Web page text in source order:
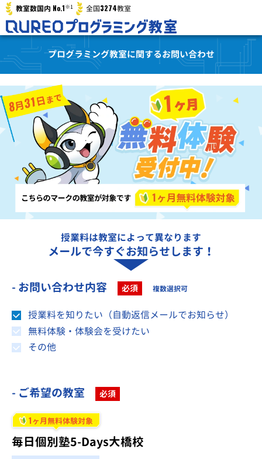
教室数国内 No.1※1 全国3274教室
プログラミング教室に関するお問い合わせ
授業料は教室によって異なります
メールで今すぐお知らせします！
- お問い合わせ内容 必須 複数選択可
授業料を知りたい（自動返信メールでお知らせ）
無料体験・体験会を受けたい
その他
- ご希望の教室 必須
1ヶ月無料体験対象
毎日個別塾5-Days大橋校